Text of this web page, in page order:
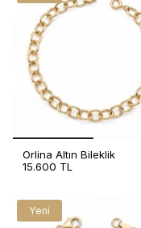
Orlina Altın Bileklik
15.600 TL
Yeni